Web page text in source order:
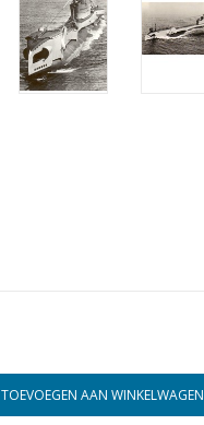
TOEVOEGEN AAN WINKELWAGEN